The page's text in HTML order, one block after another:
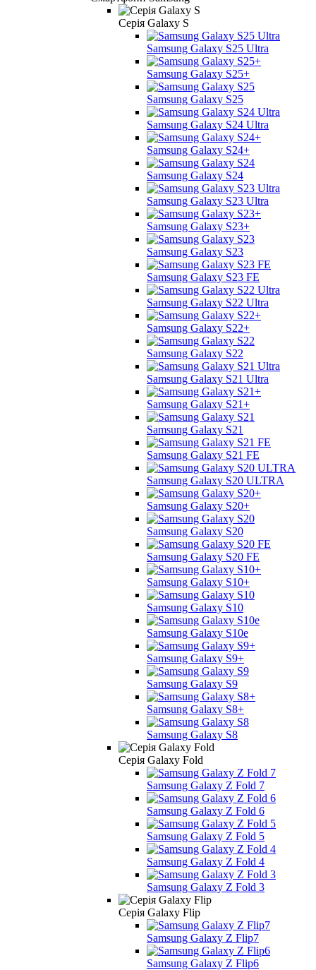
Серія Galaxy S
Samsung Galaxy S25 Ultra
Samsung Galaxy S25+
Samsung Galaxy S25
Samsung Galaxy S24 Ultra
Samsung Galaxy S24+
Samsung Galaxy S24
Samsung Galaxy S23 Ultra
Samsung Galaxy S23+
Samsung Galaxy S23
Samsung Galaxy S23 FE
Samsung Galaxy S22 Ultra
Samsung Galaxy S22+
Samsung Galaxy S22
Samsung Galaxy S21 Ultra
Samsung Galaxy S21+
Samsung Galaxy S21
Samsung Galaxy S21 FE
Samsung Galaxy S20 ULTRA
Samsung Galaxy S20+
Samsung Galaxy S20
Samsung Galaxy S20 FE
Samsung Galaxy S10+
Samsung Galaxy S10
Samsung Galaxy S10e
Samsung Galaxy S9+
Samsung Galaxy S9
Samsung Galaxy S8+
Samsung Galaxy S8
Серія Galaxy Fold
Samsung Galaxy Z Fold 7
Samsung Galaxy Z Fold 6
Samsung Galaxy Z Fold 5
Samsung Galaxy Z Fold 4
Samsung Galaxy Z Fold 3
Серія Galaxy Flip
Samsung Galaxy Z Flip7
Samsung Galaxy Z Flip6